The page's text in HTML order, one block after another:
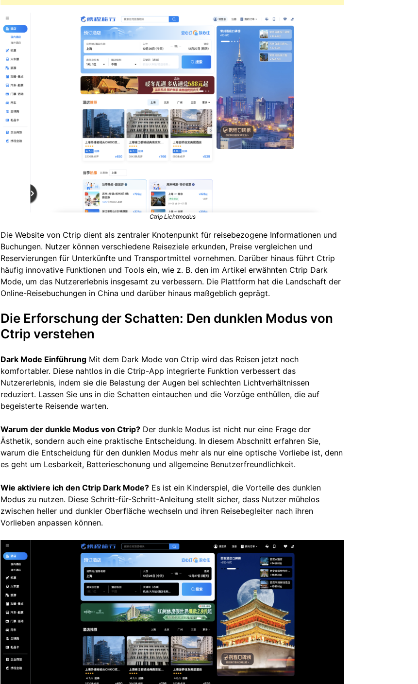
Ctrip Lichtmodus
Die Website von Ctrip dient als zentraler Knotenpunkt für reisebezogene Informationen und
Buchungen. Nutzer können verschiedene Reiseziele erkunden, Preise vergleichen und
Reservierungen für Unterkünfte und Transportmittel vornehmen. Darüber hinaus führt Ctrip
häufig innovative Funktionen und Tools ein, wie z. B. den im Artikel erwähnten Ctrip Dark
Mode, um das Nutzererlebnis insgesamt zu verbessern. Die Plattform hat die Landschaft der
Online-Reisebuchungen in China und darüber hinaus maßgeblich geprägt.
Die Erforschung der Schatten: Den dunklen Modus von
Ctrip verstehen
Dark Mode Einführung Mit dem Dark Mode von Ctrip wird das Reisen jetzt noch
komfortabler. Diese nahtlos in die Ctrip-App integrierte Funktion verbessert das
Nutzererlebnis, indem sie die Belastung der Augen bei schlechten Lichtverhältnissen
reduziert. Lassen Sie uns in die Schatten eintauchen und die Vorzüge enthüllen, die auf
begeisterte Reisende warten.
Warum der dunkle Modus von Ctrip? Der dunkle Modus ist nicht nur eine Frage der
Ästhetik, sondern auch eine praktische Entscheidung. In diesem Abschnitt erfahren Sie,
warum die Entscheidung für den dunklen Modus mehr als nur eine optische Vorliebe ist, denn
es geht um Lesbarkeit, Batterieschonung und allgemeine Benutzerfreundlichkeit.
Wie aktiviere ich den Ctrip Dark Mode? Es ist ein Kinderspiel, die Vorteile des dunklen
Modus zu nutzen. Diese Schritt-für-Schritt-Anleitung stellt sicher, dass Nutzer mühelos
zwischen heller und dunkler Oberfläche wechseln und ihren Reisebegleiter nach ihren
Vorlieben anpassen können.